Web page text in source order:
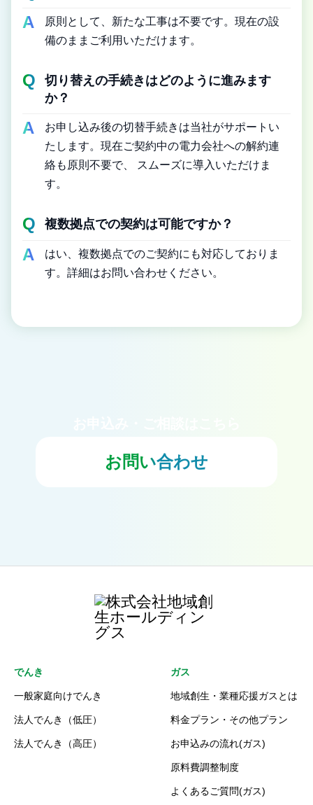
原則として、新たな工事は不要です。現在の設
備のままご利用いただけます。
切り替えの手続きはどのように進みます
か？
お申し込み後の切替手続きは当社がサポートい
たします。現在ご契約中の電力会社への解約連
絡も原則不要で、 スムーズに導入いただけま
す。
複数拠点での契約は可能ですか？
はい、複数拠点でのご契約にも対応しておりま
す。詳細はお問い合わせください。
お問い合わせ
でんき
一般家庭向けでんき
法人でんき（低圧）
法人でんき（高圧）
ガス
地域創生・業種応援ガスとは
料金プラン・その他プラン
お申込みの流れ(ガス)
原料費調整制度
よくあるご質問(ガス)